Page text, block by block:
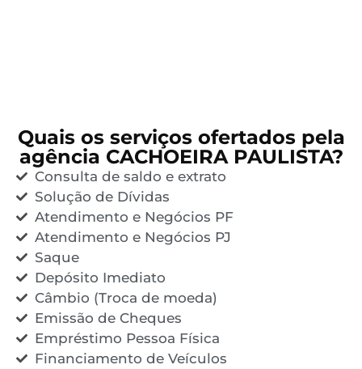
Quais os serviços ofertados pela
agência CACHOEIRA PAULISTA?
Consulta de saldo e extrato
Solução de Dívidas
Atendimento e Negócios PF
Atendimento e Negócios PJ
Saque
Depósito Imediato
Câmbio (Troca de moeda)
Emissão de Cheques
Empréstimo Pessoa Física
Financiamento de Veículos